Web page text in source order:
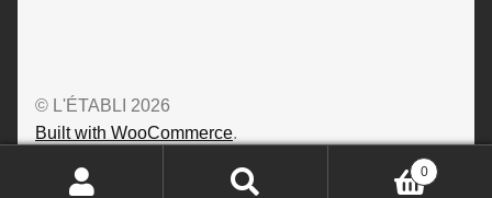
© L'ÉTABLI 2026
Built with WooCommerce.
0